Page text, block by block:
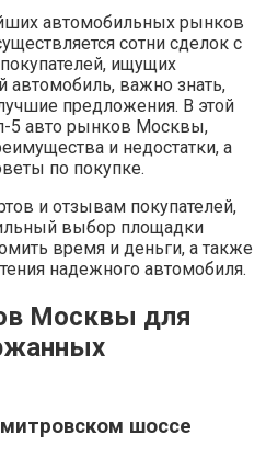
автомобильных рынков
сотни сделок с
ищущих
важно знать,
предложения. В этой
5 авто рынков Москвы,
и недостатки, а
по покупке.
и отзывам покупателей,
выбор площадки
время и деньги, а также
надежного автомобиля.
Москвы для
шоссе